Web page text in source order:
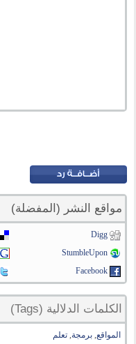
مواقع النشر (المفضلة)
Digg
StumbleUpon
Facebook
الكلمات الدلالية (Tags)
المواقع,برمجة,تعلم